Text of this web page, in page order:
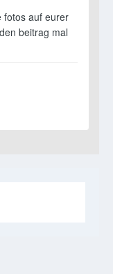
fotos auf eurer
beitrag mal